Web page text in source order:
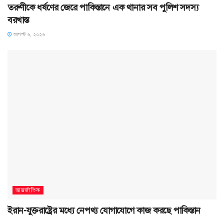
তরুণীকে ধর্ষণের জেরে পাকিস্তানে এক থানার সব পুলিশ সদস্য
বরখাস্ত
আগস্ট ৬, ২০২৬
আন্তর্জাতিক
ইরান-যুক্তরাষ্ট্রের মধ্যে নেপথ্য যোগাযোগে কাজ করছে পাকিস্তান